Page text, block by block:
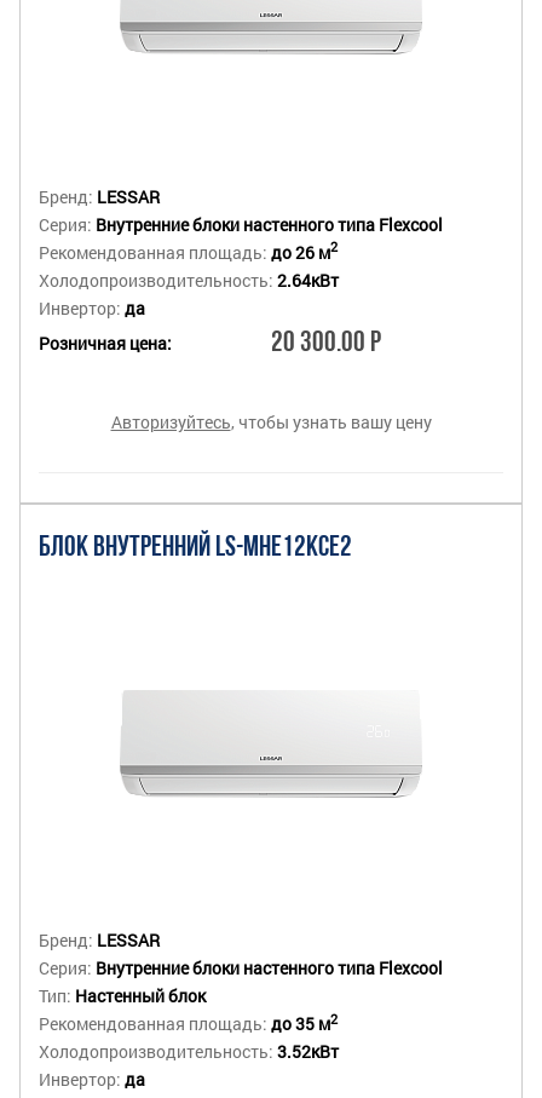
Бренд: LESSAR
Серия: Внутренние блоки настенного типа Flexcool
Рекомендованная площадь: до 26 м2
Холодопроизводительность: 2.64кВт
Инвертор: да
Розничная цена:
20 300.00 Р
Авторизуйтесь, чтобы узнать вашу цену
БЛОК ВНУТРЕННИЙ LS-MHE12KCE2
Бренд: LESSAR
Серия: Внутренние блоки настенного типа Flexcool
Тип: Настенный блок
Рекомендованная площадь: до 35 м2
Холодопроизводительность: 3.52кВт
Инвертор: да